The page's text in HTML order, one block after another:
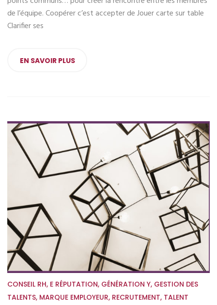
de l’équipe. Coopérer c’est accepter de Jouer carte sur table
Clarifier ses
EN SAVOIR PLUS
CONSEIL RH, E RÉPUTATION, GÉNÉRATION Y, GESTION DES
TALENTS, MARQUE EMPLOYEUR, RECRUTEMENT, TALENT